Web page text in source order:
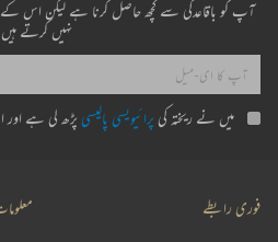
آپ کو باقاعدگی سے کچھ حاصل کرنا ہے لیکن اس
نہیں کرتے
میں نے ریختہ کی پرائیویسی پالیسی پڑھ لی ہے
فوری رابطے